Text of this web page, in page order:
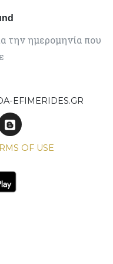
την ημερομηνία που
EFIMERIDES.GR
OF USE